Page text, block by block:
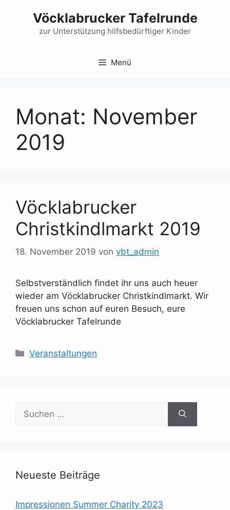
Vöcklabrucker Tafelrunde
zur Unterstützung hilfsbedürftiger Kinder
Menü
Monat: November
2019
Vöcklabrucker
Christkindlmarkt 2019
18. November 2019 von vbt_admin
Selbstverständlich findet ihr uns auch heuer
wieder am Vöcklabrucker Christkindlmarkt. Wir
freuen uns schon auf euren Besuch, eure
Vöcklabrucker Tafelrunde
Kategorien
Veranstaltungen
nach:
Neueste Beiträge
Impressionen Summer Charity 2023